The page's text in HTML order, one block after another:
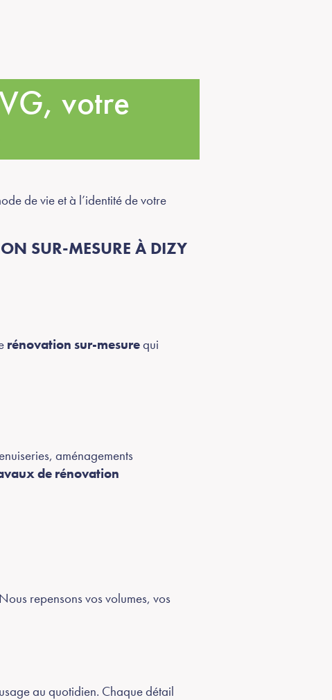
votre
de vie et à l’identité de votre
SUR-MESURE À DIZY
rénovation sur-mesurequi
aménagements
de rénovation
repensons vos volumes, vos
au quotidien. Chaque détail